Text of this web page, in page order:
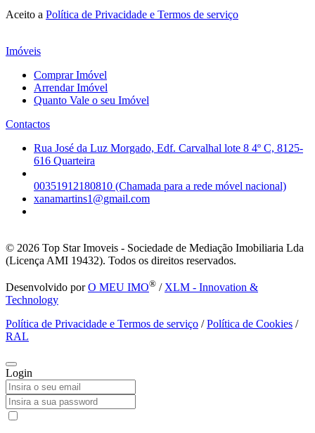
Aceito a Política de Privacidade e Termos de serviço
Imóveis
Comprar Imóvel
Arrendar Imóvel
Quanto Vale o seu Imóvel
Contactos
Rua José da Luz Morgado, Edf. Carvalhal lote 8 4º C, 8125-
616 Quarteira
00351912180810 (Chamada para a rede móvel nacional)
xanamartins1@gmail.com
© 2026 Top Star Imoveis - Sociedade de Mediação Imobiliaria Lda
(Licença AMI 19432). Todos os direitos reservados.
Desenvolvido porO MEU IMO® / XLM - Innovation &
Technology
Política de Privacidade e Termos de serviço /Política de Cookies /
RAL
Login